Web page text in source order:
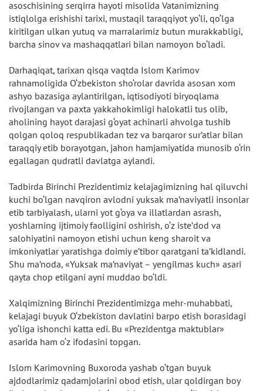
asoschisining serqirra hayoti misolida Vatanimizning
istiqlolga erishishi tarixi, mustaqil taraqqiyot yo‘li, qo‘lga
kiritilgan ulkan yutuq va marralarimiz butun murakkabligi,
barcha sinov va mashaqqatlari bilan namoyon bo‘ladi.
Darhaqiqat, tarixan qisqa vaqtda Islom Karimov
rahnamoligida O‘zbekiston sho‘rolar davrida asosan xom
ashyo bazasiga aylantirilgan, iqtisodiyoti biryoqlama
rivojlangan va paxta yakkahokimligi halokatli tus olib,
aholining hayot darajasi g‘oyat achinarli ahvolga tushib
qolgan qoloq respublikadan tez va barqaror sur’atlar bilan
taraqqiy etib borayotgan, jahon hamjamiyatida munosib o‘rin
egallagan qudratli davlatga aylandi.
Tadbirda Birinchi Prezidentimiz kelajagimizning hal qiluvchi
kuchi bo‘lgan navqiron avlodni yuksak ma’naviyatli insonlar
etib tarbiyalash, ularni yot g‘oya va illatlardan asrash,
yoshlarning ijtimoiy faolligini oshirish, o‘z iste’dod va
salohiyatini namoyon etishi uchun keng sharoit va
imkoniyatlar yaratishga doimiy e’tibor qaratgani ta’kidlandi.
Shu ma’noda, «Yuksak ma’naviyat – yengilmas kuch» asari
qayta chop etilgani ayni muddao bo‘ldi.
Xalqimizning Birinchi Prezidentimizga mehr-muhabbati,
kelajagi buyuk O‘zbekiston davlatini barpo etish borasidagi
yo‘liga ishonchi katta edi. Bu «Prezidentga maktublar»
asarida ham o‘z ifodasini topgan.
Islom Karimovning Buxoroda yashab o‘tgan buyuk
ajdodlarimiz qadamjolarini obod etish, ular qoldirgan boy